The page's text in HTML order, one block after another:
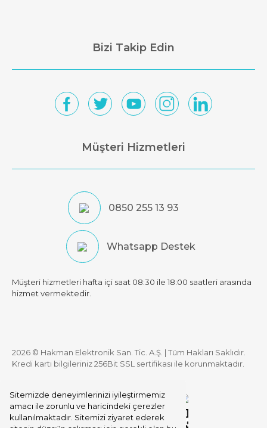
Sitemizde deneyimlerinizi iyileştirmemiz
amacı ile zorunlu ve haricindeki çerezler
kullanılmaktadır. Sitemizi ziyaret ederek
Bizi Takip Edin
Müşteri Hizmetleri
0850 255 13 93
Whatsapp Destek
Müşteri hizmetleri hafta içi saat 08:30 ile 18:00 saatleri arasında
hizmet vermektedir.
2026 © Hakman Elektronik San. Tic. A.Ş. | Tüm Hakları Saklıdır.
Kredi kartı bilgileriniz 256Bit SSL sertifikası ile korunmaktadır.